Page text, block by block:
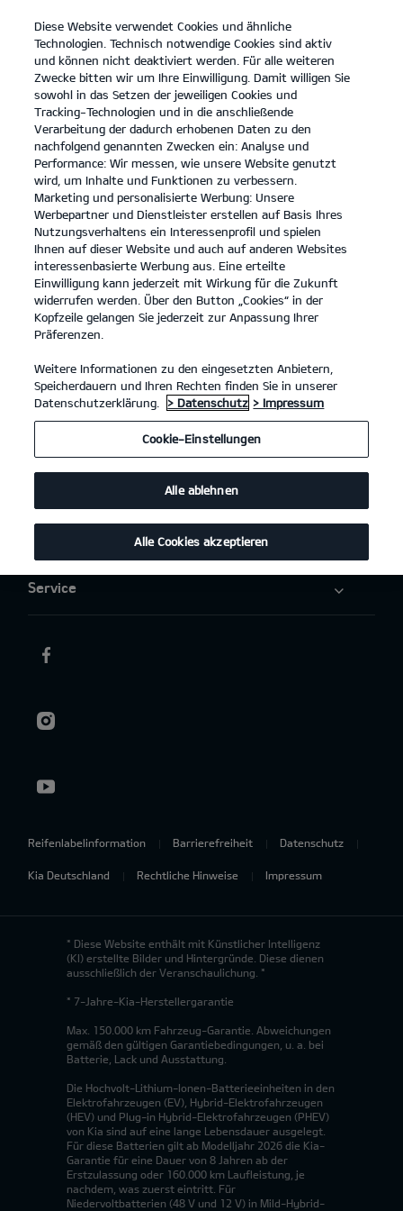
open
menu
KONTAKT
AKTUELLER FAHRZEUGBESTAND
Modelle
Business
Angebote
Elektromobilität
Aktuelles
Service
Reifenlabelinformation Barrierefreiheit Datenschutz
Kia Deutschland Rechtliche Hinweise Impressum
* Diese Website enthält mit Künstlicher Intelligenz
(KI) erstellte Bilder und Hintergründe. Diese dienen
ausschließlich der Veranschaulichung. *
* 7-Jahre-Kia-Herstellergarantie
Max. 150.000 km Fahrzeug-Garantie. Abweichungen
gemäß den gültigen Garantiebedingungen, u. a. bei
Batterie, Lack und Ausstattung.
Die Hochvolt-Lithium-Ionen-Batterieeinheiten in den
Elektrofahrzeugen (EV), Hybrid-Elektrofahrzeugen
(HEV) und Plug-in Hybrid-Elektrofahrzeugen (PHEV)
von Kia sind auf eine lange Lebensdauer ausgelegt.
Für diese Batterien gilt ab Modelljahr 2026 die Kia-
Garantie für eine Dauer von 8 Jahren ab der
Erstzulassung oder 160.000 km Laufleistung, je
nachdem, was zuerst eintritt. Für
Niedervoltbatterien (48 V und 12 V) in Mild-Hybrid-
Diese Website verwendet Cookies und ähnliche
Technologien. Technisch notwendige Cookies sind aktiv
und können nicht deaktiviert werden. Für alle weiteren
Zwecke bitten wir um Ihre Einwilligung. Damit willigen Sie
sowohl in das Setzen der jeweiligen Cookies und
Tracking-Technologien und in die anschließende
Verarbeitung der dadurch erhobenen Daten zu den
nachfolgend genannten Zwecken ein: Analyse und
Performance: Wir messen, wie unsere Website genutzt
wird, um Inhalte und Funktionen zu verbessern.
Marketing und personalisierte Werbung: Unsere
Werbepartner und Dienstleister erstellen auf Basis Ihres
Nutzungsverhaltens ein Interessenprofil und spielen
Ihnen auf dieser Website und auch auf anderen Websites
interessenbasierte Werbung aus. Eine erteilte
Einwilligung kann jederzeit mit Wirkung für die Zukunft
widerrufen werden. Über den Button „Cookies“ in der
Kopfzeile gelangen Sie jederzeit zur Anpassung Ihrer
Präferenzen.
Weitere Informationen zu den eingesetzten Anbietern,
Speicherdauern und Ihren Rechten finden Sie in unserer
Datenschutzerklärung.
> Datenschutz > Impressum
Cookie-Einstellungen
Alle ablehnen
Alle Cookies akzeptieren